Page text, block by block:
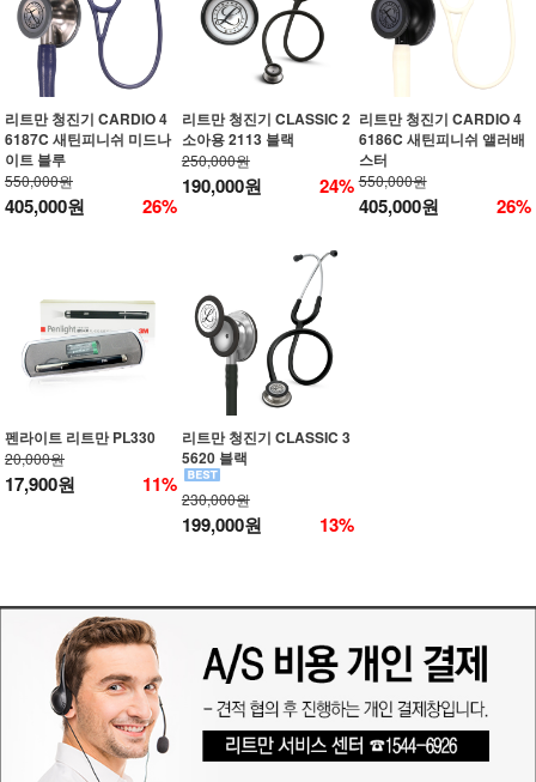
리트만 청진기 CARDIO 4
6187C 새틴피니쉬 미드나
이트 블루
550,000원
405,000원 26%
리트만 청진기 CLASSIC 2
소아용 2113 블랙
250,000원
190,000원 24%
리트만 청진기 CARDIO 4
6186C 새틴피니쉬 앨러배
스터
550,000원
405,000원 26%
펜라이트 리트만 PL330
20,000원
17,900원 11%
리트만 청진기 CLASSIC 3
5620 블랙
230,000원
199,000원 13%